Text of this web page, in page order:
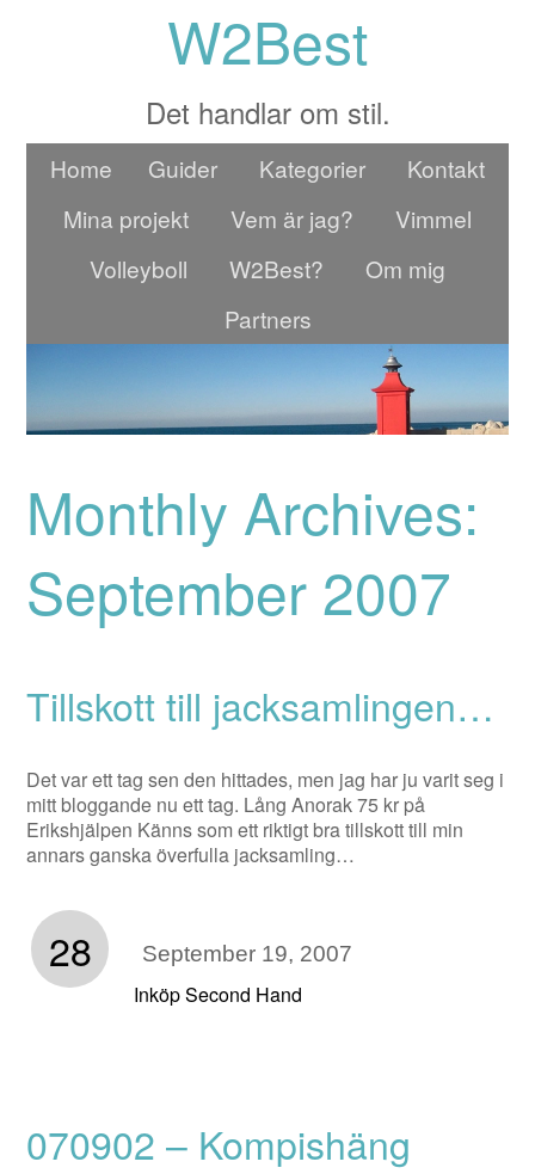
W2Best
Det handlar om stil.
Home Guider Kategorier
Kontakt
Mina projekt
Vem är jag?
Vimmel
Volleyboll
W2Best?
Om mig
Partners
Monthly Archives:
September 2007
Tillskott till jacksamlingen…
Det var ett tag sen den hittades, men jag har ju varit seg i
mitt bloggande nu ett tag. Lång Anorak 75 kr på
Erikshjälpen Känns som ett riktigt bra tillskott till min
annars ganska överfulla jacksamling…
28 September 19, 2007
Inköp Second Hand
070902 – Kompishäng